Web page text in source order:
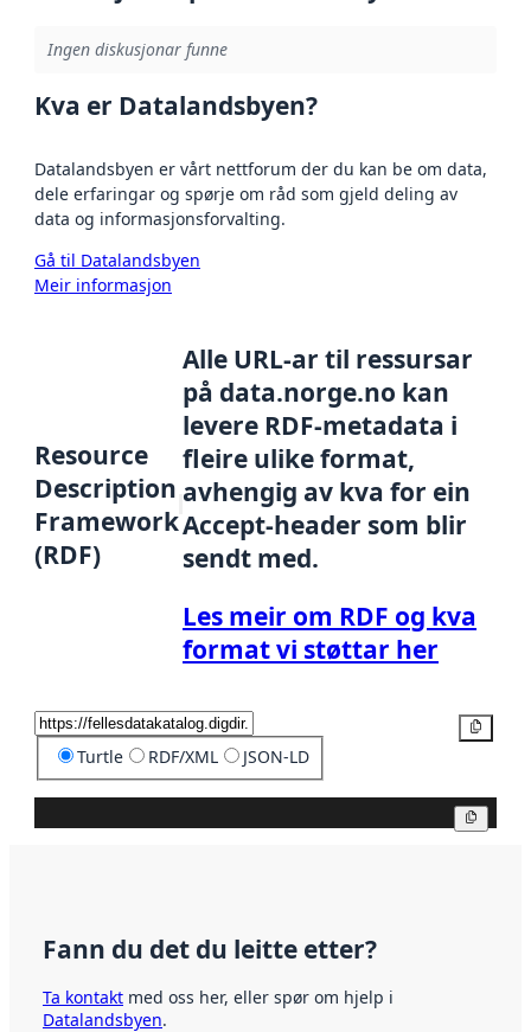
Ingen diskusjonar funne
Kva er Datalandsbyen?
Datalandsbyen er vårt nettforum der du kan be om data,
dele erfaringar og spørje om råd som gjeld deling av
data og informasjonsforvalting.
Gå til Datalandsbyen
Meir informasjon
Resource
Description
Framework
(RDF)
Alle URL-ar til ressursar
på data.norge.no kan
levere RDF-metadata i
fleire ulike format,
avhengig av kva for ein
Accept-header som blir
sendt med.
Les meir om RDF og kva
format vi støttar her
Turtle RDF/XML JSON-LD
Fann du det du leitte etter?
Ta kontakt med oss her, eller spør om hjelp i
Datalandsbyen.